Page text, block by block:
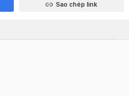
Sao chép link